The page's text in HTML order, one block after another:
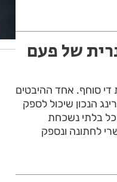
של פעם
די סוחף. אחד ההיבטים
הנכון שיכול לספק
בלתי נשכחת
לחתונה ונספק